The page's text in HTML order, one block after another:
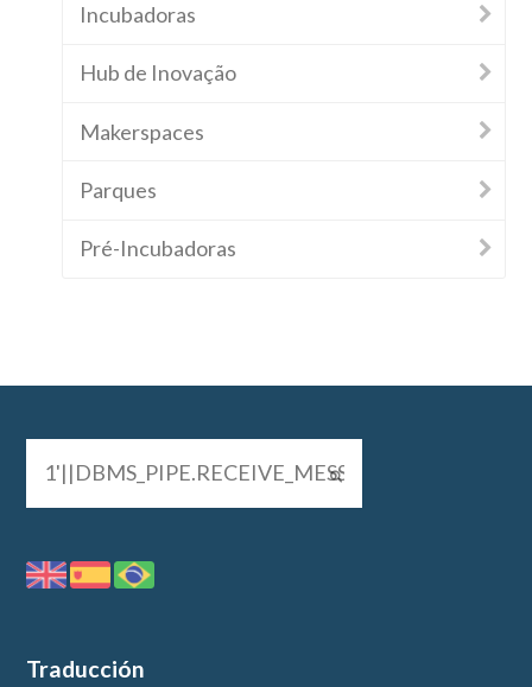
Incubadoras
Hub de Inovação
Makerspaces
Parques
Pré-Incubadoras
Traducción